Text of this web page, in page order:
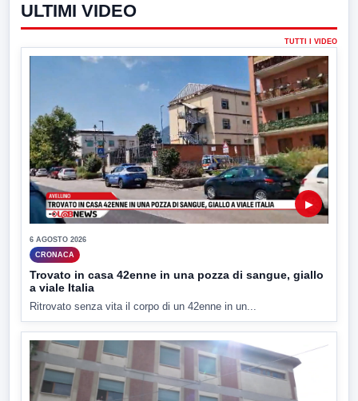
ULTIMI VIDEO
TUTTI I VIDEO
▶
6 AGOSTO 2026
CRONACA
Trovato in casa 42enne in una pozza di sangue, giallo
a viale Italia
Ritrovato senza vita il corpo di un 42enne in un...